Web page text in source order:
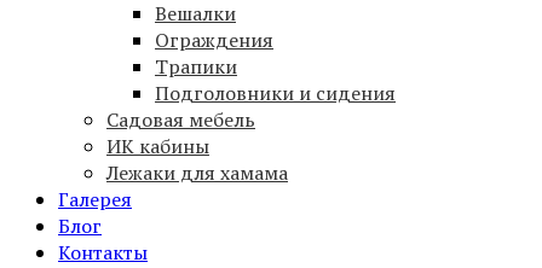
Вешалки
Ограждения
Трапики
Подголовники и сидения
Садовая мебель
ИК кабины
Лежаки для хамама
Галерея
Блог
Контакты